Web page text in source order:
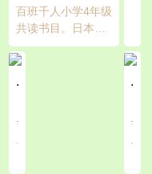
资料转换成易懂又
引人入胜的文字，
习惯和认
百班千人小学4年级
共读书目。日本的
安徒生宫泽贤治10
篇经典代表作。宫
.
.
.
.